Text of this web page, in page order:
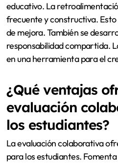
educativo. La
frecuente y constructiva.
de mejora. También se
responsabilidad compartida.
en una herramienta para el
¿Qué ventajas
evaluación
los estudiantes?
La evaluación colaborativa
para los estudiantes.